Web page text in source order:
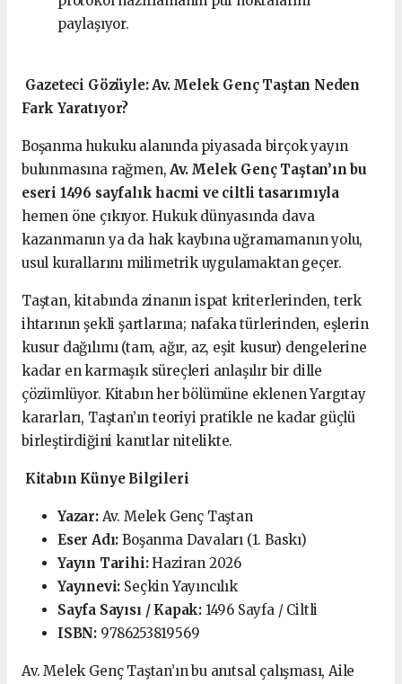
paylaşıyor.
️ Gazeteci Gözüyle: Av. Melek Genç Taştan Neden
Fark Yaratıyor?
Boşanma hukuku alanında piyasada birçok yayın
bulunmasına rağmen, Av. Melek Genç Taştan’ın bu
eseri 1496 sayfalık hacmi ve ciltli tasarımıyla
hemen öne çıkıyor. Hukuk dünyasında dava
kazanmanın ya da hak kaybına uğramamanın yolu,
usul kurallarını milimetrik uygulamaktan geçer.
Taştan, kitabında zinanın ispat kriterlerinden, terk
ihtarının şekli şartlarına; nafaka türlerinden, eşlerin
kusur dağılımı (tam, ağır, az, eşit kusur) dengelerine
kadar en karmaşık süreçleri anlaşılır bir dille
çözümlüyor. Kitabın her bölümüne eklenen Yargıtay
kararları, Taştan’ın teoriyi pratikle ne kadar güçlü
birleştirdiğini kanıtlar nitelikte.
Kitabın Künye Bilgileri
Yazar:Av. Melek Genç Taştan
Eser Adı: Boşanma Davaları (1. Baskı)
Yayın Tarihi:Haziran 2026
Yayınevi: Seçkin Yayıncılık
Sayfa Sayısı / Kapak:1496 Sayfa / Ciltli
ISBN: 9786253819569
Av. Melek Genç Taştan’ın bu anıtsal çalışması, Aile